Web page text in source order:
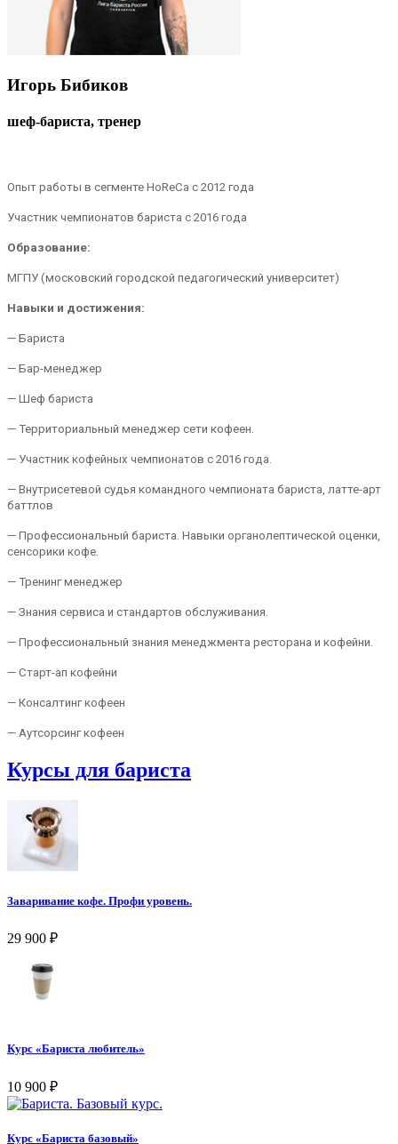
Игорь Бибиков
шеф-бариста, тренер
Опыт работы в сегменте HoReCa c 2012 года
Участник чемпионатов бариста с 2016 года
Образование:
МГПУ (московский городской педагогический университет)
Навыки и достижения:
— Бариста
— Бар-менеджер
— Шеф бариста
— Территориальный менеджер сети кофеен.
— Участник кофейных чемпионатов с 2016 года.
— Внутрисетевой судья командного чемпионата бариста, латте-арт
баттлов
— Профессиональный бариста. Навыки органолептической оценки,
сенсорики кофе.
— Тренинг менеджер
— Знания сервиса и стандартов обслуживания.
— Профессиональный знания менеджмента ресторана и кофейни.
— Старт-ап кофейни
— Консалтинг кофеен
— Аутсорсинг кофеен
Курсы для бариста
Заваривание кофе. Профи уровень.
29 900 ₽
Курс «Бариста любитель»
10 900 ₽
Курс «Бариста базовый»